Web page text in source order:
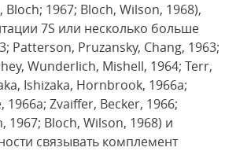
1967; Bloch, Wilson, 1968),
7S или несколько больше
Patterson, Pruzansky, Chang, 1963;
Wunderlich, Mishell, 1964; Terr,
Ishizaka, Hornbrook, 1966a;
1966a; Zvaiffer, Becker, 1966;
1967; Bloch, Wilson, 1968) и
связывать комплемент